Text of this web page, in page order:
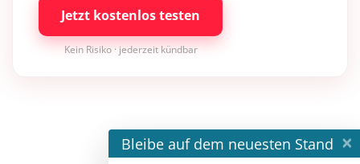
Jetzt kostenlos testen
Kein Risiko · jederzeit kündbar
Bleibe auf dem neuesten Stand ×